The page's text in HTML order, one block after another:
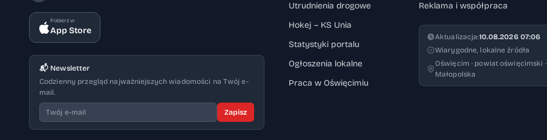
Pobierz w
App Store
📬 Newsletter
Codzienny przegląd najważniejszych wiadomości na Twój e-
mail.
Zapisz
Utrudnienia drogowe
Hokej – KS Unia
Statystyki portalu
Ogłoszenia lokalne
Praca w Oświęcimiu
Reklama i współpraca
Aktualizacja:10.08.2026 07:06
Wiarygodne, lokalne źródła
Oświęcim · powiat oświęcimski ·
Małopolska